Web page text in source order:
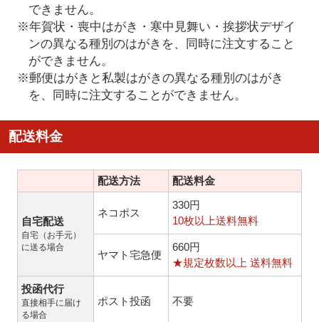
できません。
※年賀状・喪中はがき・寒中見舞い・挨拶状デザイ
ンの異なる種別のはがきを、同時に注文すること
ができません。
※郵便はがきと私製はがきの異なる種別のはがき
を、同時に注文することができません。
配送料金
配送方法 配送料金
自宅配送
自宅（お手元）
に送る場合
ネコポス
330円
10枚以上送料無料
ヤマト宅急便
660円
★規定枚数以上 送料無料
投函代行
直接相手に届け
る場合
ポスト投函 不要